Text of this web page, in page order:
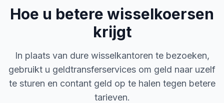
Hoe u betere wisselkoersen
krijgt
In plaats van dure wisselkantoren te bezoeken,
gebruikt u geldtransferservices om geld naar uzelf
te sturen en contant geld op te halen tegen betere
tarieven.